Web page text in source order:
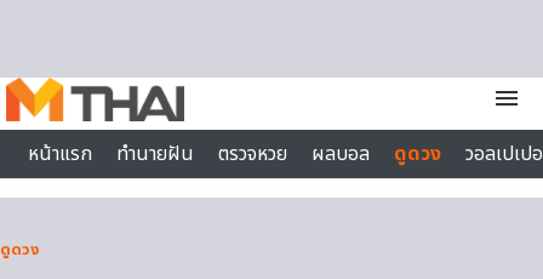
menu
หน้าแรก
ทำนายฝัน ตรวจหวย ผลบอล ดูดวง
วอลเปเป
ไลฟ์สไตล์
ดูดวง